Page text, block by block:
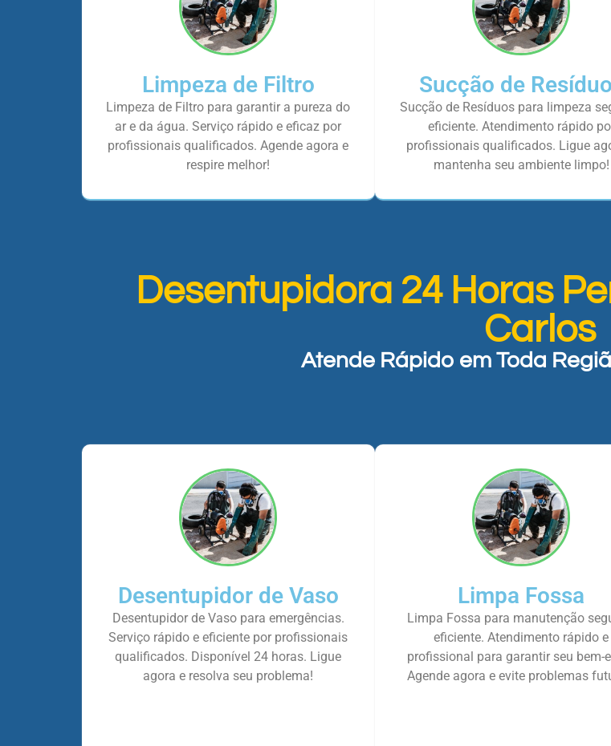
Limpeza de Filtro
Limpeza de Filtro para garantir a pureza do
ar e da água. Serviço rápido e eficaz por
profissionais qualificados. Agende agora e
respire melhor!
Sucção de
Sucção de Resíduos para limpeza
eficiente. Atendimento rápido
profissionais qualificados. Ligue
mantenha seu ambiente limpo!
Desentupidora 24 Horas
Carlos
Atende Rápido em Toda
Desentupidor de Vaso
Desentupidor de Vaso para emergências.
Serviço rápido e eficiente por profissionais
qualificados. Disponível 24 horas. Ligue
agora e resolva seu problema!
Limpa Fossa
Limpa Fossa para manutenção
eficiente. Atendimento rápido e
profissional para garantir seu bem-
Agende agora e evite problemas